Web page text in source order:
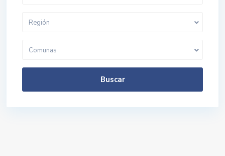
Región
Comunas
Buscar